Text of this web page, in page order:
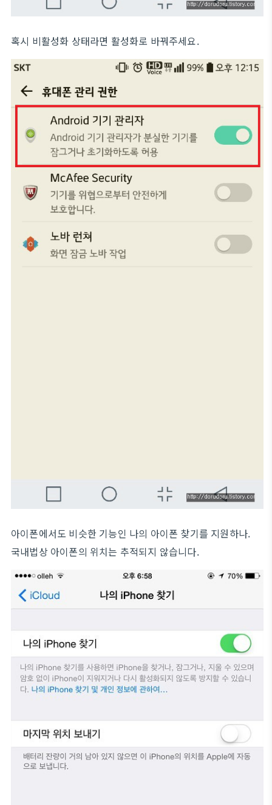
혹시 비활성화 상태라면 활성화로 바꿔주세요.
아이폰에서도 비슷한 기능인 나의 아이폰 찾기를 지원하나.
국내법상 아이폰의 위치는 추적되지 않습니다.